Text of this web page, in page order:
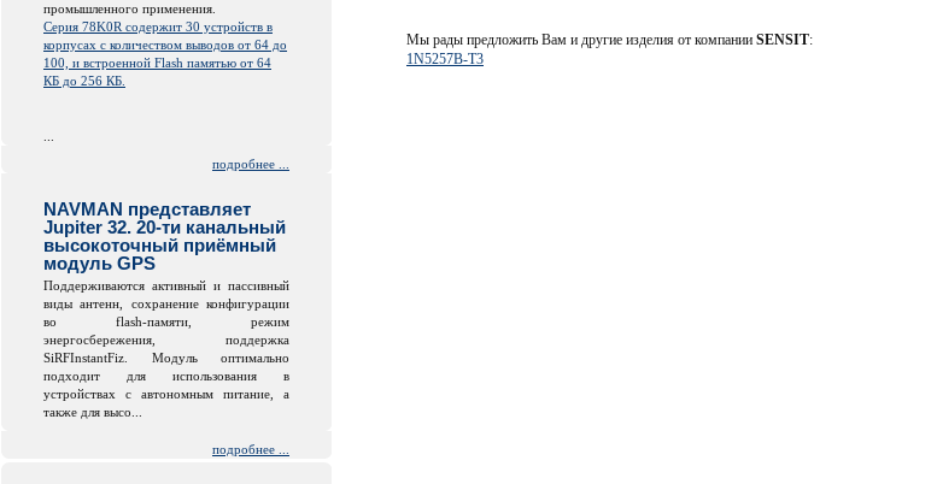
промышленного применения.
Серия 78K0R содержит 30 устройств в
корпусах с количеством выводов от 64 до
100, и встроенной Flash памятью от 64
КБ до 256 КБ.
подробнее ...
NAVMAN представляет
Jupiter 32. 20-ти канальный
высокоточный приёмный
модуль GPS
Поддерживаются активный и пассивный
виды антенн, сохранение конфигурации
во flash-памяти, режим
энергосбережения, поддержка
SiRFInstantFiz. Модуль оптимально
подходит для использования в
устройствах с автономным питание, а
также для высо...
подробнее ...
Мы рады предложить Вам и другие изделия от компании SENSIT:
1N5257B-T3